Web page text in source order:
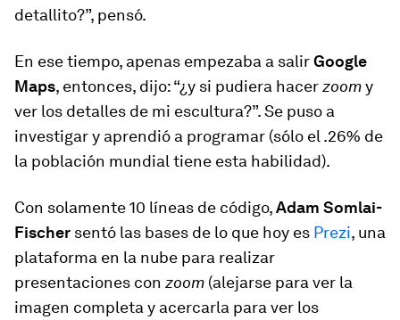
detallito?”, pensó.
En ese tiempo, apenas empezaba a salirGoogle
Maps, entonces, dijo: “¿y si pudiera hacerzoomy
ver los detalles de mi escultura?”. Se puso a
investigar y aprendió a programar (sólo el .26% de
la población mundial tiene esta habilidad).
Con solamente 10 líneas de código,Adam Somlai-
Fischer sentó las bases de lo que hoy es Prezi, una
plataforma en la nube para realizar
presentaciones con zoom (alejarse para ver la
imagen completa y acercarla para ver los